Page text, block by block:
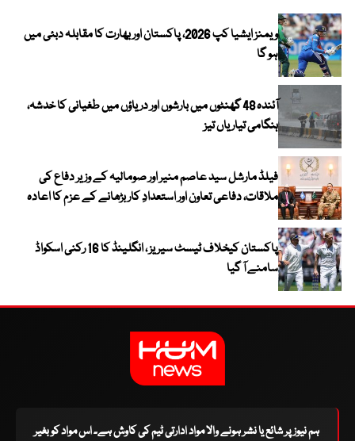
ویمنز ایشیا کپ 2026، پاکستان اور بھارت کا مقابلہ دبئی میں
ہو گا
آئندہ 48 گھنٹوں میں بارشوں اور دریاؤں میں طغیانی کا خدشہ،
ہنگامی تیاریاں تیز
فیلڈ مارشل سید عاصم منیر اور صومالیہ کے وزیر دفاع کی
ملاقات، دفاعی تعاون اور استعدادِ کار بڑھانے کے عزم کا اعادہ
پاکستان کیخلاف ٹیسٹ سیریز ، انگلینڈ کا 16 رکنی اسکواڈ
سامنے آ گیا
ہم نیوز پر شائع یا نشر ہونے والا مواد ادارتی ٹیم کی کاوش ہے۔ اس مواد کو بغیر